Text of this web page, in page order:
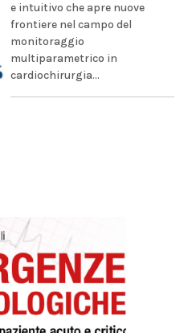
e intuitivo che apre nuove
frontiere nel campo del
monitoraggio
multiparametrico in
cardiochirurgia...